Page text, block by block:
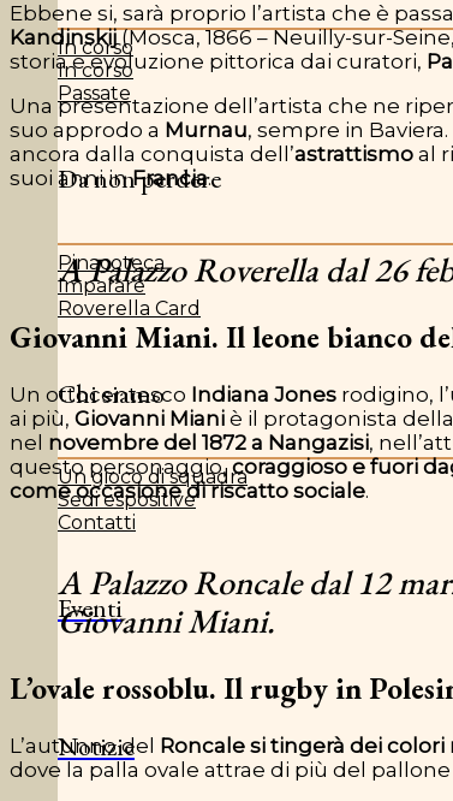
In corso
In corso
Passate
Da non perdere
Pinacoteca
Imparare
Roverella Card
Chi siamo
Un gioco di squadra
Sedi espositive
Contatti
Eventi
Notizie
Ebbene si, sarà proprio l’artista che è
Kandinskij(Mosca, 1866 – Neuilly-sur-
storia e evoluzione pittorica dai curatori,
Una presentazione dell’artista che ne
suo approdo a Murnau, sempre in
ancora dalla conquista dell’astrattismo al
suoi anni inFrancia.
A Palazzo Roverella dal 26
Giovanni Miani. Il leone bianco
Un ottocentesco Indiana Jones rodigino,
ai più, Giovanni Miani è il protagonista
nel novembre del 1872 a Nangazisi,
questo personaggio,coraggioso e fuori
come occasione di riscatto sociale.
A Palazzo Roncale dal 12
Giovanni Miani.
L’ovale rossoblu. Il rugby in
L’autunno del Roncale si tingerà dei colori
dove la palla ovale attrae di più del